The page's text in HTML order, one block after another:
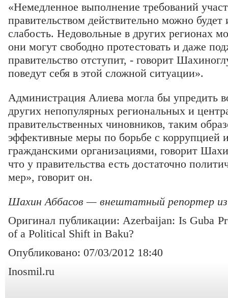
«Немедленное выполнение требований
правительством действительно можно будет
слабость. Недовольные в других регионах
они могут свободно протестовать и даже
правительство отступит, - говорит
поведут себя в этой сложной ситуации».
Администрация Алиева могла бы упредить
других непопулярных региональных и
правительственных чиновников, таким
эффективные меры по борьбе с коррупцией
гражданскими организациями, говорит
что у правительства есть достаточно
мер», говорит он.
Шахин Аббасов — внештатный репортер из
Оригинал публикации: Azerbaijan: Is Guba
of a Political Shift in Baku?
Опубликовано: 07/03/2012 18:40
Inosmil.ru